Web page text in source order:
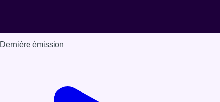
Dernière émission